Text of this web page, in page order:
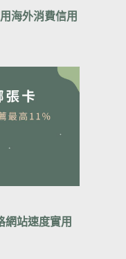
海外消費信用
網站速度實用